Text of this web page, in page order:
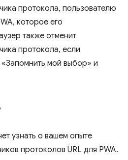
протокола, пользователю
которое его
также отменит
протокола, если
мой выбор» и
узнать о вашем опыте
протоколов URL для PWA.